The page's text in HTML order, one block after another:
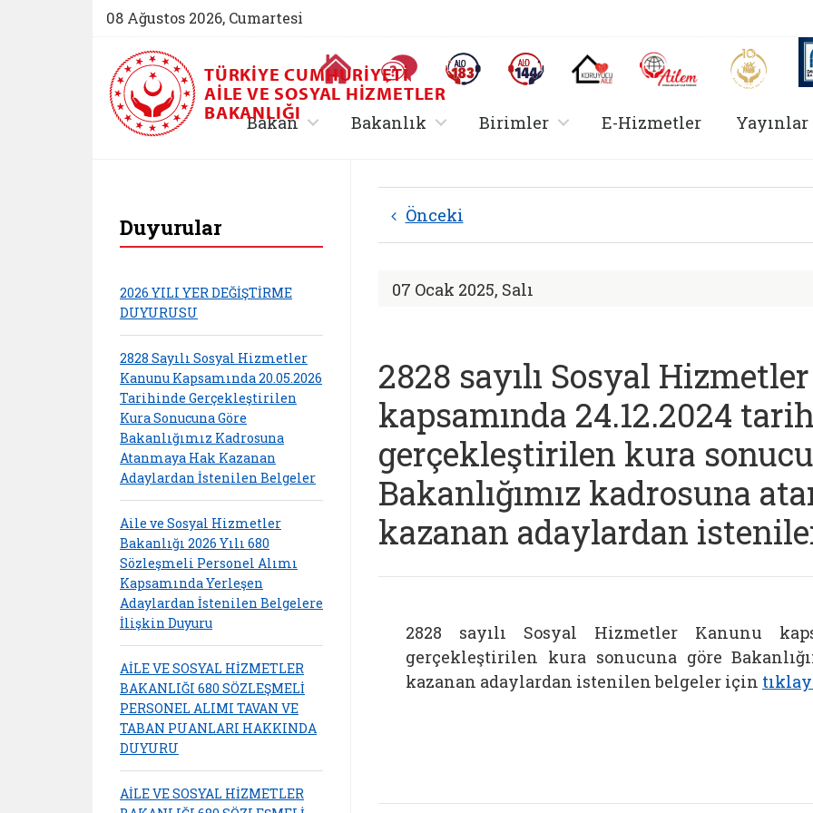
08 Ağustos 2026, Cumartesi
Ana Sayfa Sıkça Sorulan SorularAlo 183 (yeni sekmede açılır)Alo 144 (yeni sekmede açılır)Koruyucu Aile (yeni sekmede açılır)
AİLEM İletişim Aile ve
TÜRKIYE CUMHURIYETI
AILE VE SOSYAL HIZMETLER
BAKANLIĞI
Bakan, alt menü içerir
Bakanlık , alt menü içerir
Birimler, alt menü içerir
E-Hizmetler Yayınlar
T.C. Aile ve Sosyal Hizmetler
Duyurular
2026 YILI YER DEĞİŞTİRME
DUYURUSU
2828 Sayılı Sosyal Hizmetler
Kanunu Kapsamında 20.05.2026
Tarihinde Gerçekleştirilen
Kura Sonucuna Göre
Bakanlığımız Kadrosuna
Atanmaya Hak Kazanan
Adaylardan İstenilen Belgeler
Aile ve Sosyal Hizmetler
Bakanlığı 2026 Yılı 680
Sözleşmeli Personel Alımı
Kapsamında Yerleşen
Adaylardan İstenilen Belgelere
İlişkin Duyuru
AİLE VE SOSYAL HİZMETLER
BAKANLIĞI 680 SÖZLEŞMELİ
PERSONEL ALIMI TAVAN VE
TABAN PUANLARI HAKKINDA
DUYURU
AİLE VE SOSYAL HİZMETLER
Önceki
07 Ocak 2025, Salı
2828 sayılı Sosyal
kapsamında 24.12.2024
gerçekleştirilen kura
Bakanlığımız kadrosuna
kazanan adaylardan
2828 sayılı Sosyal Hizmetler Kanunu
gerçekleştirilen kura sonucuna göre
kazanan adaylardan istenilen belgeler için